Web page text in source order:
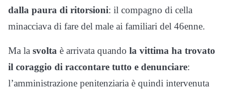
dalla paura di ritorsioni: il compagno di cella
minacciava di fare del male ai familiari del 46enne.
Ma la svolta è arrivata quando la vittima ha trovato
il coraggio di raccontare tutto e denunciare:
l’amministrazione penitenziaria è quindi intervenuta